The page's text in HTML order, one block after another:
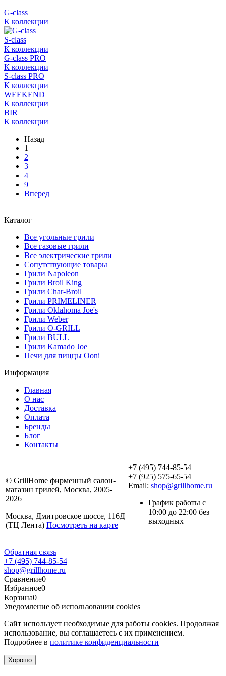
G-class
К коллекции
S-class
К коллекции
G-class PRO
К коллекции
S-class PRO
К коллекции
WEEKEND
К коллекции
BIR
К коллекции
Назад
1
2
3
4
9
Вперед
Каталог
Все угольные грили
Все газовые грили
Все электрические грили
Сопутствующие товары
Грили Napoleon
Грили Broil King
Грили Char-Broil
Грили PRIMELINER
Грили Oklahoma Joe's
Грили Weber
Грили O-GRILL
Грили BULL
Грили Kamado Joe
Печи для пиццы Ooni
Информация
Главная
О нас
Доставка
Оплата
Бренды
Блог
Контакты
© GrillHome фирменный салон-
магазин грилей, Москва, 2005-
2026
Москва, Дмитровское шоссе, 116Д
(ТЦ Лента) Посмотреть на карте
+7 (495) 744-85-54
+7 (925) 575-65-54
Email: shop@grillhome.ru
График работы с
10:00 до 22:00 без
выходных
Обратная связь
+7 (495) 744-85-54
shop@grillhome.ru
Сравнение0
Избранное0
Корзина0
Уведомление об использовании cookies
Сайт использует необходимые для работы cookies. Продолжая
использование, вы соглашаетесь с их применением.
Подробнее в политике конфиденциальности
Хорошо